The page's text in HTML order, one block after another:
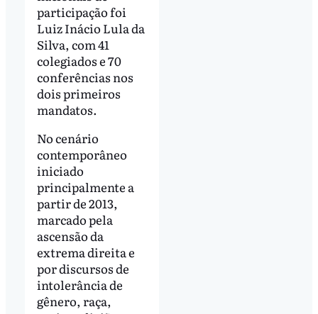
participação foi
Luiz Inácio Lula da
Silva, com 41
colegiados e 70
conferências nos
dois primeiros
mandatos.
No cenário
contemporâneo
iniciado
principalmente a
partir de 2013,
marcado pela
ascensão da
extrema direita e
por discursos de
intolerância de
gênero, raça,